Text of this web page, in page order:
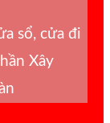
sổ, cửa đi
Xây